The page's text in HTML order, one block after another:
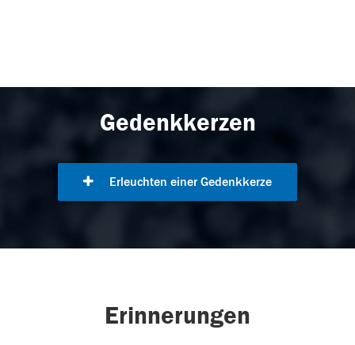
Gedenkkerzen
Erleuchten einer Gedenkkerze
Erinnerungen